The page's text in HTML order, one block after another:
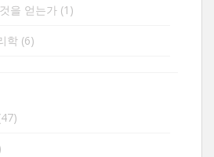
을 얻는가 (1)
학 (6)